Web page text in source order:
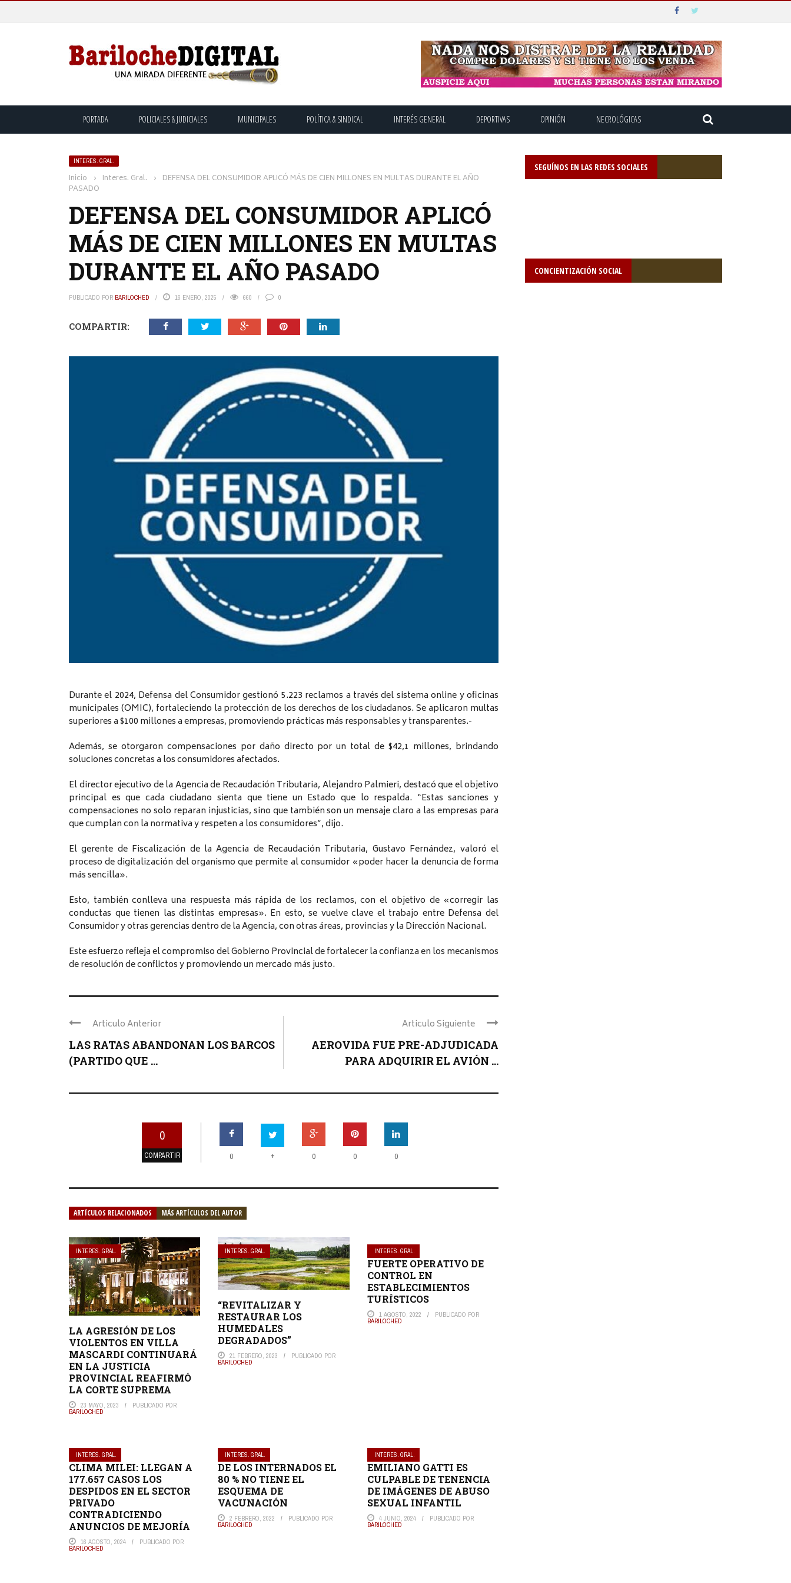
PORTADA POLICIALES & JUDICIALES MUNICIPALES POLÍTICA & SINDICAL INTERÉS GENERAL DEPORTIVAS OPINIÓN NECROLÓGICAS
INTERES. GRAL.
Inicio › Interes. Gral. › DEFENSA DEL CONSUMIDOR APLICÓ MÁS DE CIEN MILLONES EN MULTAS DURANTE EL AÑO
PASADO
DEFENSA DEL CONSUMIDOR APLICÓ
MÁS DE CIEN MILLONES EN MULTAS
DURANTE EL AÑO PASADO
PUBLICADO POR BARILOCHED 16 ENERO, 2025 660 0
COMPARTIR:
Durante el 2024, Defensa del Consumidor gestionó 5.223 reclamos a través del sistema online y oficinas
municipales (OMIC), fortaleciendo la protección de los derechos de los ciudadanos. Se aplicaron multas
superiores a $100 millones a empresas, promoviendo prácticas más responsables y transparentes.-
Además, se otorgaron compensaciones por daño directo por un total de $42,1 millones, brindando
soluciones concretas a los consumidores afectados.
El director ejecutivo de la Agencia de Recaudación Tributaria, Alejandro Palmieri, destacó que el objetivo
principal es que cada ciudadano sienta que tiene un Estado que lo respalda. “Estas sanciones y
compensaciones no solo reparan injusticias, sino que también son un mensaje claro a las empresas para
que cumplan con la normativa y respeten a los consumidores”, dijo.
El gerente de Fiscalización de la Agencia de Recaudación Tributaria, Gustavo Fernández, valoró el
proceso de digitalización del organismo que permite al consumidor «poder hacer la denuncia de forma
más sencilla».
Esto, también conlleva una respuesta más rápida de los reclamos, con el objetivo de «corregir las
conductas que tienen las distintas empresas». En esto, se vuelve clave el trabajo entre Defensa del
Consumidor y otras gerencias dentro de la Agencia, con otras áreas, provincias y la Dirección Nacional.
Este esfuerzo refleja el compromiso del Gobierno Provincial de fortalecer la confianza en los mecanismos
de resolución de conflictos y promoviendo un mercado más justo.
Articulo Anterior
LAS RATAS ABANDONAN LOS BARCOS
(PARTIDO QUE ...
Articulo Siguiente
AEROVIDA FUE PRE-ADJUDICADA
PARA ADQUIRIR EL AVIÓN ...
0
COMPARTIR 0 + 0 0 0
ARTÍCULOS RELACIONADOS MÁS ARTÍCULOS DEL AUTOR
INTERES. GRAL.
LA AGRESIÓN DE LOS
VIOLENTOS EN VILLA
MASCARDI CONTINUARÁ
EN LA JUSTICIA
PROVINCIAL REAFIRMÓ
LA CORTE SUPREMA
23 MAYO, 2023 PUBLICADO POR
BARILOCHED
INTERES. GRAL.
“REVITALIZAR Y
RESTAURAR LOS
HUMEDALES
DEGRADADOS”
21 FEBRERO, 2023 PUBLICADO POR
BARILOCHED
INTERES. GRAL.
FUERTE OPERATIVO DE
CONTROL EN
ESTABLECIMIENTOS
TURÍSTICOS
1 AGOSTO, 2022 PUBLICADO POR
BARILOCHED
INTERES. GRAL.
CLIMA MILEI: LLEGAN A
177.657 CASOS LOS
DESPIDOS EN EL SECTOR
PRIVADO
CONTRADICIENDO
ANUNCIOS DE MEJORÍA
16 AGOSTO, 2024 PUBLICADO POR
BARILOCHED
INTERES. GRAL.
DE LOS INTERNADOS EL
80 % NO TIENE EL
ESQUEMA DE
VACUNACIÓN
2 FEBRERO, 2022 PUBLICADO POR
BARILOCHED
INTERES. GRAL.
EMILIANO GATTI ES
CULPABLE DE TENENCIA
DE IMÁGENES DE ABUSO
SEXUAL INFANTIL
4 JUNIO, 2024 PUBLICADO POR
BARILOCHED
SEGUÍNOS EN LAS REDES SOCIALES
CONCIENTIZACIÓN SOCIAL